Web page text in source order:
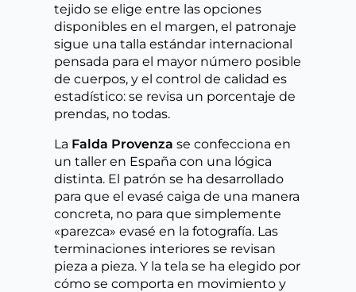
tejido se elige entre las opciones
disponibles en el margen, el patronaje
sigue una talla estándar internacional
pensada para el mayor número posible
de cuerpos, y el control de calidad es
estadístico: se revisa un porcentaje de
prendas, no todas.
La Falda Provenza se confecciona en
un taller en España con una lógica
distinta. El patrón se ha desarrollado
para que el evasé caiga de una manera
concreta, no para que simplemente
«parezca» evasé en la fotografía. Las
terminaciones interiores se revisan
pieza a pieza. Y la tela se ha elegido por
cómo se comporta en movimiento y